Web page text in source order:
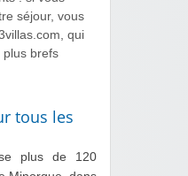
séjour, vous
qui
plus brefs
tous les
plus de 120